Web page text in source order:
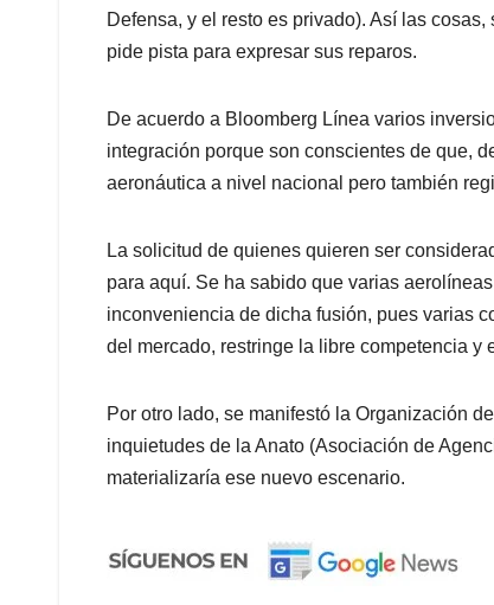
Defensa, y el resto es privado). Así las
pide pista para expresar sus reparos.
De acuerdo a Bloomberg Línea varios
integración porque son conscientes de que,
aeronáutica a nivel nacional pero también
La solicitud de quienes quieren ser
para aquí. Se ha sabido que varias
inconveniencia de dicha fusión, pues varias
del mercado, restringe la libre competencia y
Por otro lado, se manifestó la Organización
inquietudes de la Anato (Asociación de
materializaría ese nuevo escenario.